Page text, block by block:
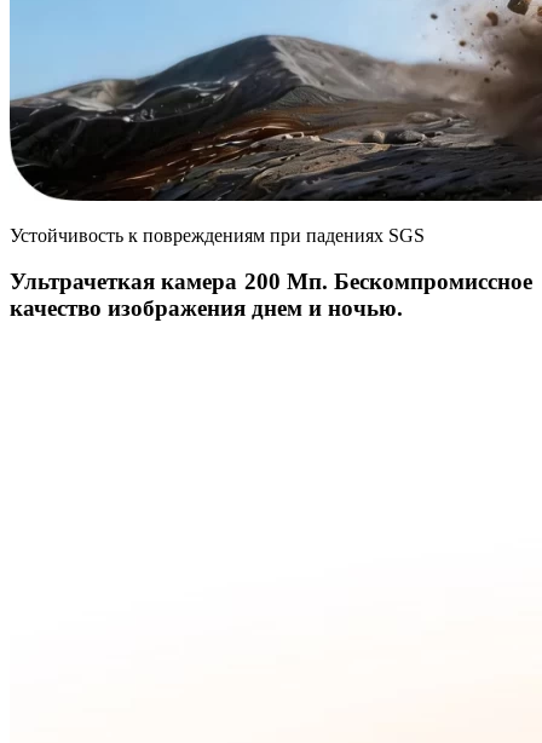
Устойчивость к повреждениям при падениях SGS
Ультрачеткая камера 200 Мп. Бескомпромиссное
качество изображения днем и ночью.